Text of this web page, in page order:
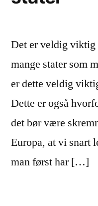
Det er veldig viktig
mange stater som
er dette veldig
Dette er også
det bør være
Europa, at vi snart
man først har […]